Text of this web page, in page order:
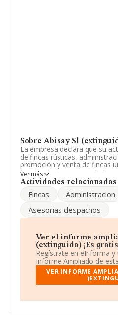
Sobre Abisay Sl
La empresa declara que su
de fincas rústicas,
promoción y venta de fincas
registrada como Sociedad
referencia CNAE corresponde
exteriores.
La sociedad españolaAbisay
número de identificación
Castellón, Comunidad
En relación con el sector y
hasta 67.991 empresas, la
nacional alcanza los 7.139
entre todas las compañías es
ventas en 2009. Respecto a
INFORMA constan 773
Ver más
Actividades relacionadas
Fincas
Administracion
Asesorias despachos
Ver el informe
(extinguida) ¡Es
Regístrate en eInforma y
Informe Ampliado de
VER INFORME